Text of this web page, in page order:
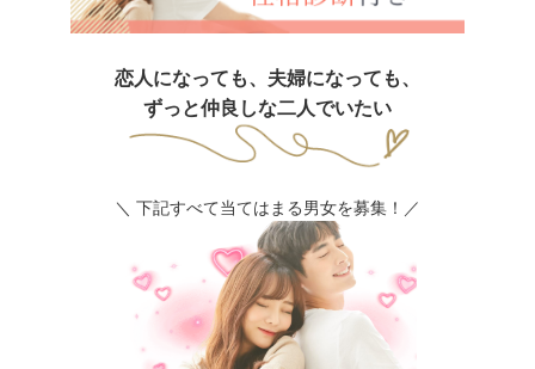
恋人になっても、夫婦になっても、
ずっと仲良しな二人でいたい
＼ 下記すべて当てはまる男女を募集！／